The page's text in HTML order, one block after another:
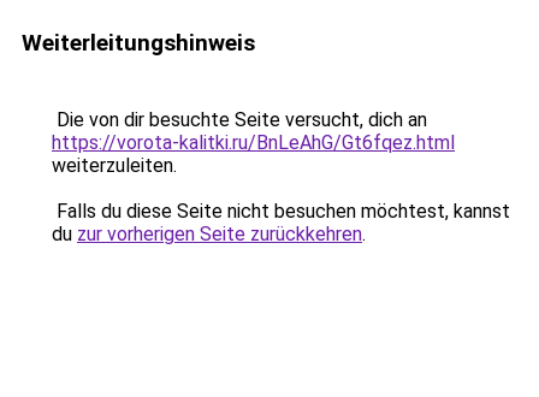
Weiterleitungshinweis
Die von dir besuchte Seite versucht, dich an
https://vorota-kalitki.ru/BnLeAhG/Gt6fqez.html
weiterzuleiten.
Falls du diese Seite nicht besuchen möchtest, kannst
du zur vorherigen Seite zurückkehren.